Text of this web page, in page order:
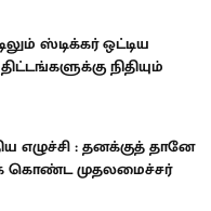
ஸ்டிக்கர் ஒட்டிய
நிதியும்
எழுச்சி : தனக்குத் தானே
கொண்ட முதலமைச்சர்